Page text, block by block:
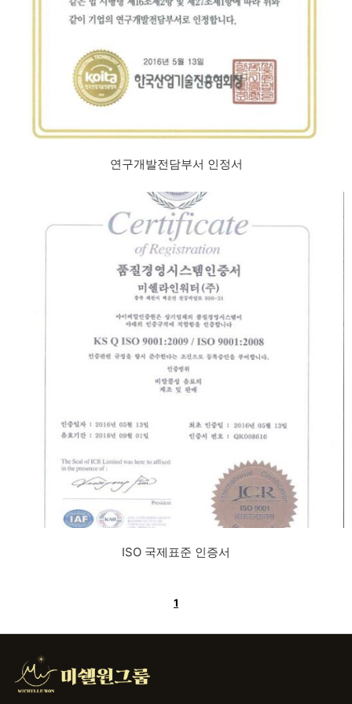
연구개발전담부서 인정서
ISO 국제표준 인증서
1